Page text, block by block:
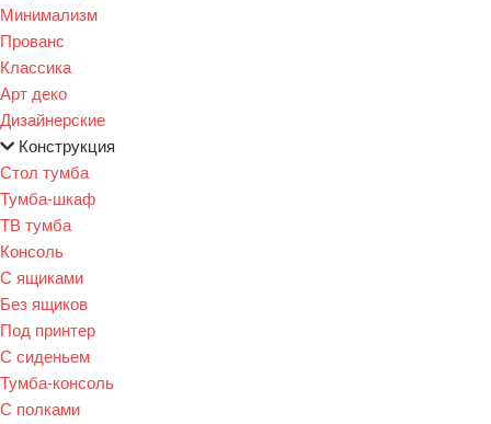
Минимализм
Прованс
Классика
Арт деко
Дизайнерские
Конструкция
Стол тумба
Тумба-шкаф
ТВ тумба
Консоль
С ящиками
Без ящиков
Под принтер
С сиденьем
Тумба-консоль
С полками